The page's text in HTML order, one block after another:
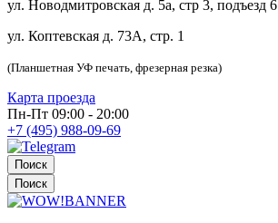
ул. Новодмитровская д. 5а, стр 3, подъезд 6
ул. Коптевская д. 73А, стр. 1
(Планшетная УФ печать, фрезерная резка)
Карта проезда
Пн-Пт 09:00 - 20:00
+7 (495) 988-09-69
Поиск
Поиск